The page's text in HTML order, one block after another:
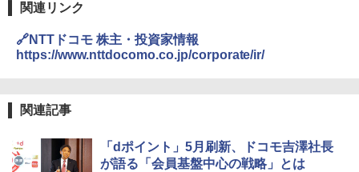
関連リンク
🔗NTTドコモ 株主・投資家情報
https://www.nttdocomo.co.jp/corporate/ir/
関連記事
「dポイント」5月刷新、ドコモ吉澤社長
が語る「会員基盤中心の戦略」とは